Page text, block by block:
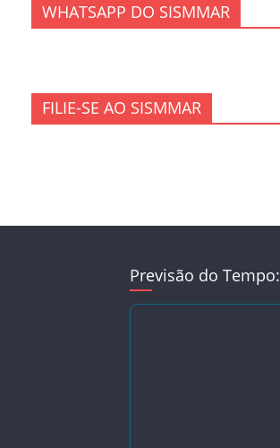
WHATSAPP DO SISMMAR
FILIE-SE AO SISMMAR
Previsão do Tempo: